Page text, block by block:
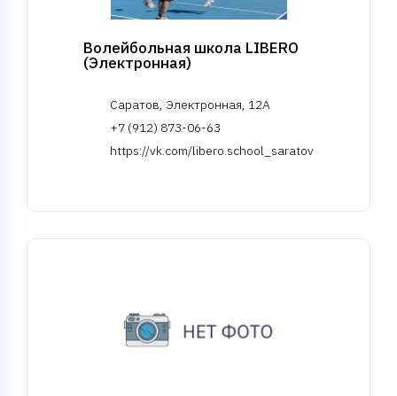
Волейбольная школа LIBERO
(Электронная)
Саратов, Электронная, 12А
+7 (912) 873-06-63
https://vk.com/libero.school_saratov